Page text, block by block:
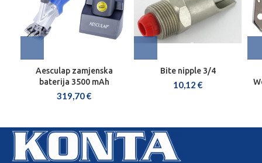
Aesculap zamjenska
baterija 3500 mAh
319,70€
Bite nipple 3/4
10,12 €